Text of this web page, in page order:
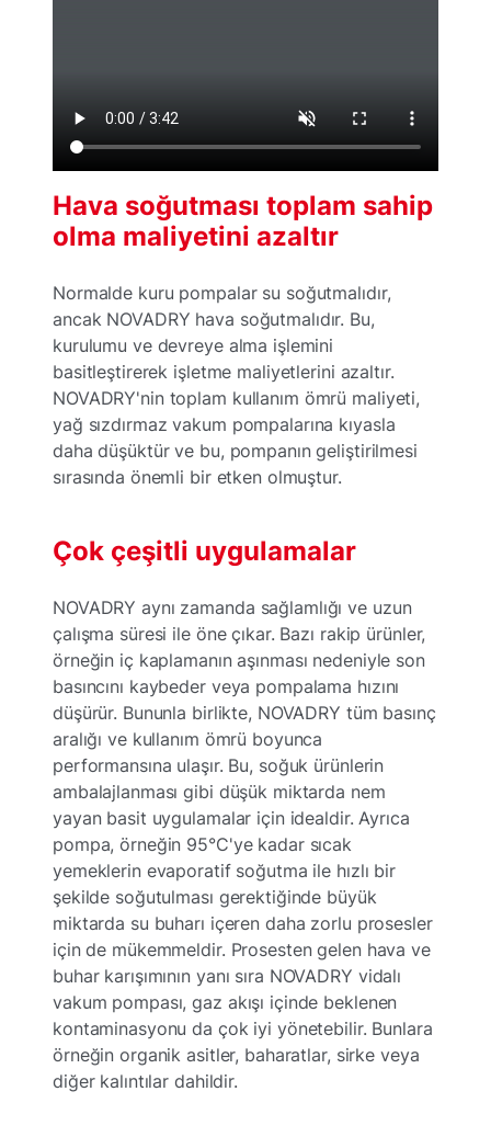
Hava soğutması toplam sahip
olma maliyetini azaltır
Normalde kuru pompalar su soğutmalıdır,
ancak NOVADRY hava soğutmalıdır. Bu,
kurulumu ve devreye alma işlemini
basitleştirerek işletme maliyetlerini azaltır.
NOVADRY'nin toplam kullanım ömrü maliyeti,
yağ sızdırmaz vakum pompalarına kıyasla
daha düşüktür ve bu, pompanın geliştirilmesi
sırasında önemli bir etken olmuştur.
Çok çeşitli uygulamalar
NOVADRY aynı zamanda sağlamlığı ve uzun
çalışma süresi ile öne çıkar. Bazı rakip ürünler,
örneğin iç kaplamanın aşınması nedeniyle son
basıncını kaybeder veya pompalama hızını
düşürür. Bununla birlikte, NOVADRY tüm basınç
aralığı ve kullanım ömrü boyunca
performansına ulaşır. Bu, soğuk ürünlerin
ambalajlanması gibi düşük miktarda nem
yayan basit uygulamalar için idealdir. Ayrıca
pompa, örneğin 95°C'ye kadar sıcak
yemeklerin evaporatif soğutma ile hızlı bir
şekilde soğutulması gerektiğinde büyük
miktarda su buharı içeren daha zorlu prosesler
için de mükemmeldir. Prosesten gelen hava ve
buhar karışımının yanı sıra NOVADRY vidalı
vakum pompası, gaz akışı içinde beklenen
kontaminasyonu da çok iyi yönetebilir. Bunlara
örneğin organik asitler, baharatlar, sirke veya
diğer kalıntılar dahildir.